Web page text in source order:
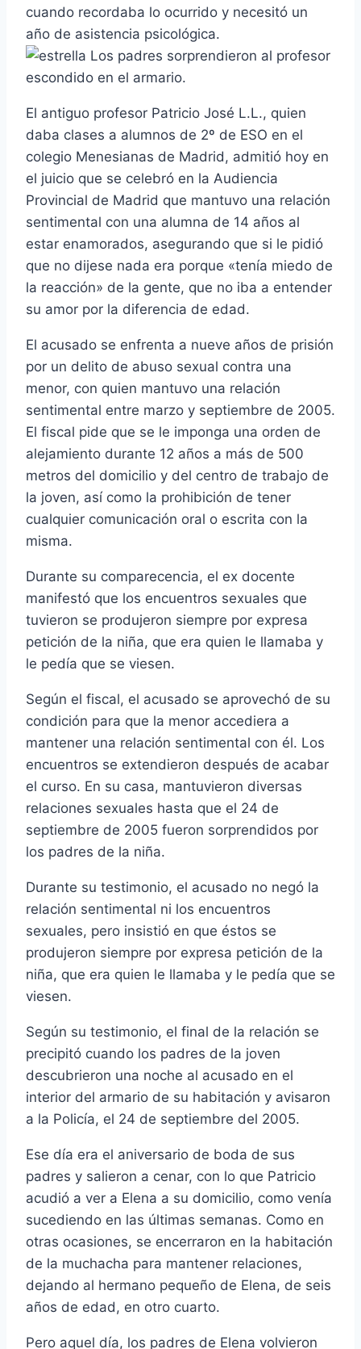
cuando recordaba lo ocurrido y necesitó un
año de asistencia psicológica.
Los padres sorprendieron al profesor
escondido en el armario.
El antiguo profesor Patricio José L.L., quien
daba clases a alumnos de 2º de ESO en el
colegio Menesianas de Madrid, admitió hoy en
el juicio que se celebró en la Audiencia
Provincial de Madrid que mantuvo una relación
sentimental con una alumna de 14 años al
estar enamorados, asegurando que si le pidió
que no dijese nada era porque «tení­a miedo de
la reacción» de la gente, que no iba a entender
su amor por la diferencia de edad.
El acusado se enfrenta a nueve años de prisión
por un delito de abuso sexual contra una
menor, con quien mantuvo una relación
sentimental entre marzo y septiembre de 2005.
El fiscal pide que se le imponga una orden de
alejamiento durante 12 años a más de 500
metros del domicilio y del centro de trabajo de
la joven, así­ como la prohibición de tener
cualquier comunicación oral o escrita con la
misma.
Durante su comparecencia, el ex docente
manifestó que los encuentros sexuales que
tuvieron se produjeron siempre por expresa
petición de la niña, que era quien le llamaba y
le pedí­a que se viesen.
Según el fiscal, el acusado se aprovechó de su
condición para que la menor accediera a
mantener una relación sentimental con él. Los
encuentros se extendieron después de acabar
el curso. En su casa, mantuvieron diversas
relaciones sexuales hasta que el 24 de
septiembre de 2005 fueron sorprendidos por
los padres de la niña.
Durante su testimonio, el acusado no negó la
relación sentimental ni los encuentros
sexuales, pero insistió en que éstos se
produjeron siempre por expresa petición de la
niña, que era quien le llamaba y le pedí­a que se
viesen.
Según su testimonio, el final de la relación se
precipitó cuando los padres de la joven
descubrieron una noche al acusado en el
interior del armario de su habitación y avisaron
a la Policí­a, el 24 de septiembre del 2005.
Ese dí­a era el aniversario de boda de sus
padres y salieron a cenar, con lo que Patricio
acudió a ver a Elena a su domicilio, como vení­a
sucediendo en las últimas semanas. Como en
otras ocasiones, se encerraron en la habitación
de la muchacha para mantener relaciones,
dejando al hermano pequeño de Elena, de seis
años de edad, en otro cuarto.
Pero aquel dí­a, los padres de Elena volvieron